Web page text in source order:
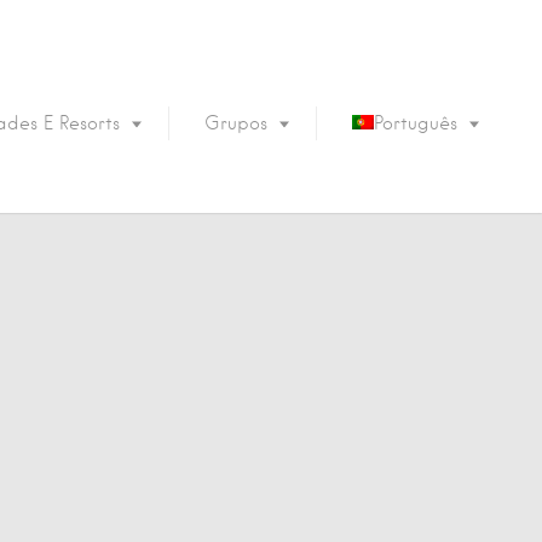
E Resorts Grupos Português